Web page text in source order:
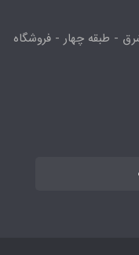
- طبقه چهار - فروشگاه